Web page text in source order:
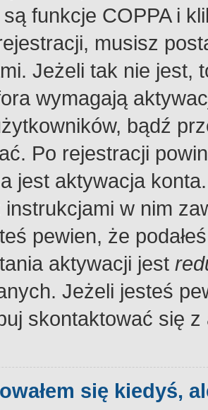
są funkcje COPPA i
musisz
Jeżeli tak nie jest,
wymagają
bądź
Po rejestracji
jest aktywacja
w nim
pewien, że
aktywacji jest
Jeżeli jesteś
skontaktować się
się kiedyś,